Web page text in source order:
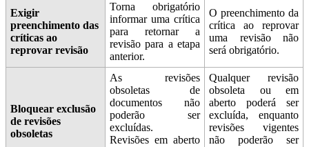
Exigir
preenchimento das
críticas ao
reprovar revisão
Torna obrigatório
informar uma crítica
para retornar a
revisão para a etapa
anterior.
O preenchimento da
crítica ao reprovar
uma revisão não
será obrigatório.
Bloquear exclusão
de revisões
obsoletas
As revisões
obsoletas de
documentos não
poderão ser
excluídas.
Revisões em aberto
Qualquer revisão
obsoleta ou em
aberto poderá ser
excluída, enquanto
revisões vigentes
não poderão ser